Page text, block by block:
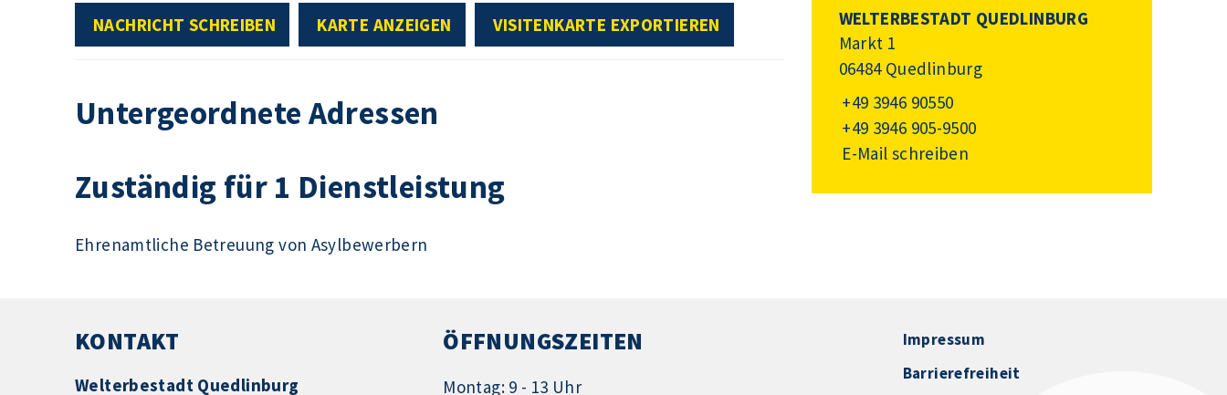
NACHRICHT SCHREIBEN KARTE ANZEIGEN VISITENKARTE EXPORTIEREN
Untergeordnete Adressen
Zuständig für 1 Dienstleistung
Ehrenamtliche Betreuung von Asylbewerbern
WELTERBESTADT QUEDLINBURG
Markt 1
06484 Quedlinburg
+49 3946 90550
+49 3946 905-9500
E-Mail schreiben
KONTAKT
Welterbestadt Quedlinburg
ÖFFNUNGSZEITEN
Montag: 9 - 13 Uhr
Impressum
Barrierefreiheit